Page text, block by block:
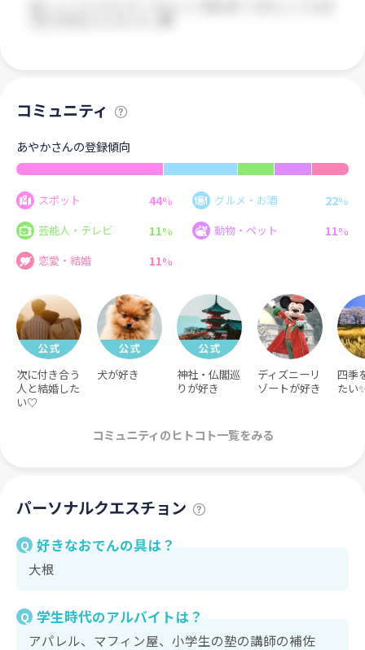
コミュニティ
あやかさんの登録傾向
スポット 44% グルメ・お酒 22%
芸能人・テレビ
11% 動物・ペット 11%
恋愛・結婚
11%
次に付き合う
人と結婚した
い♡
犬が好き
神社・仏閣巡
りが好き
ディズニーリ
ゾートが好き
四季
たい
コミュニティのヒトコト一覧をみる
パーソナルクエスチョン
Q 好きなおでんの具は？
大根
Q 学生時代のアルバイトは？
アパレル、マフィン屋、小学生の塾の講師の補佐